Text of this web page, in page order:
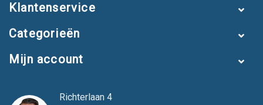
Klantenservice
Categorieën
Mijn account
Richterlaan 4